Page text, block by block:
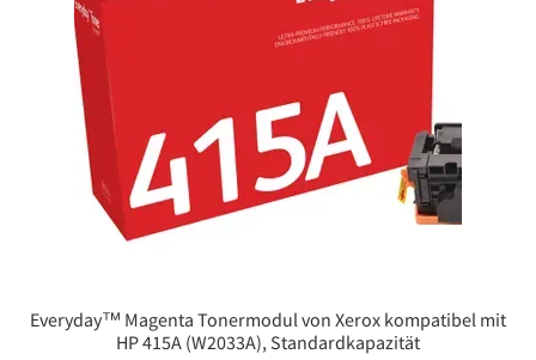
Everyday™ Magenta Tonermodul von Xerox kompatibel mit
HP 415A (W2033A), Standardkapazität